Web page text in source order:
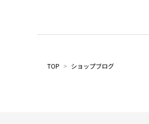
TOP > ショップブログ